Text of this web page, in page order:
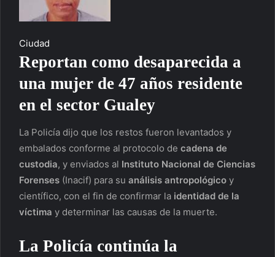
Ciudad
Reportan como desaparecida a
una mujer de 47 años residente
en el sector Gualey
La Policía dijo que los restos fueron levantados y
embalados conforme al protocolo de cadena de
custodia, y enviados al Instituto Nacional de Ciencias
Forenses (Inacif) para su análisis antropológico y
científico, con el fin de confirmar la identidad de la
víctima y determinar las causas de la muerte.
La Policía continúa la